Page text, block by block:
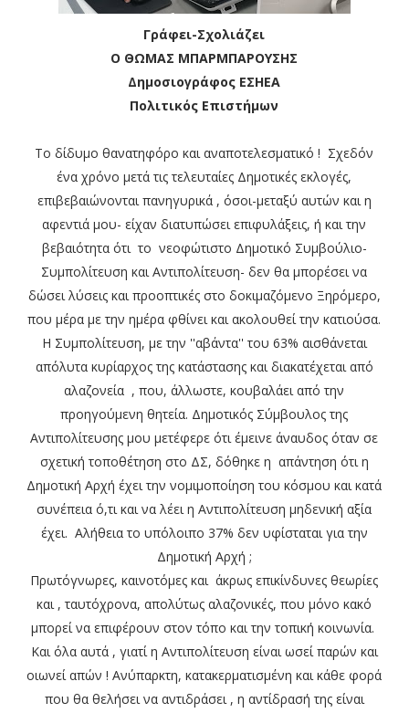
Γράφει-Σχολιάζει
Ο ΘΩΜΑΣ ΜΠΑΡΜΠΑΡΟΥΣΗΣ
Δημοσιογράφος ΕΣΗΕΑ
Πολιτικός Επιστήμων
Το δίδυμο θανατηφόρο και αναποτελεσματικό ! Σχεδόν
ένα χρόνο μετά τις τελευταίες Δημοτικές εκλογές,
επιβεβαιώνονται πανηγυρικά , όσοι-μεταξύ αυτών και η
αφεντιά μου- είχαν διατυπώσει επιφυλάξεις, ή και την
βεβαιότητα ότι το νεοφώτιστο Δημοτικό Συμβούλιο-
Συμπολίτευση και Αντιπολίτευση- δεν θα μπορέσει να
δώσει λύσεις και προοπτικές στο δοκιμαζόμενο Ξηρόμερο,
που μέρα με την ημέρα φθίνει και ακολουθεί την κατιούσα.
Η Συμπολίτευση, με την ''αβάντα'' του 63% αισθάνεται
απόλυτα κυρίαρχος της κατάστασης και διακατέχεται από
αλαζονεία , που, άλλωστε, κουβαλάει από την
προηγούμενη θητεία. Δημοτικός Σύμβουλος της
Αντιπολίτευσης μου μετέφερε ότι έμεινε άναυδος όταν σε
σχετική τοποθέτηση στο ΔΣ, δόθηκε η απάντηση ότι η
Δημοτική Αρχή έχει την νομιμοποίηση του κόσμου και κατά
συνέπεια ό,τι και να λέει η Αντιπολίτευση μηδενική αξία
έχει. Αλήθεια το υπόλοιπο 37% δεν υφίσταται για την
Δημοτική Αρχή ;
Πρωτόγνωρες, καινοτόμες και άκρως επικίνδυνες θεωρίες
και , ταυτόχρονα, απολύτως αλαζονικές, που μόνο κακό
μπορεί να επιφέρουν στον τόπο και την τοπική κοινωνία.
Και όλα αυτά , γιατί η Αντιπολίτευση είναι ωσεί παρών και
οιωνεί απών ! Ανύπαρκτη, κατακερματισμένη και κάθε φορά
που θα θελήσει να αντιδράσει , η αντίδρασή της είναι